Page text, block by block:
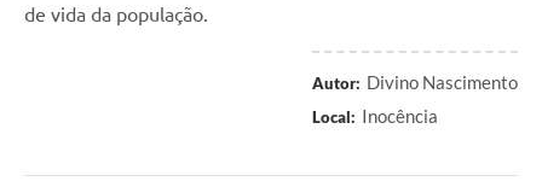
de vida da população.
Autor: Divino Nascimento
Local: Inocência